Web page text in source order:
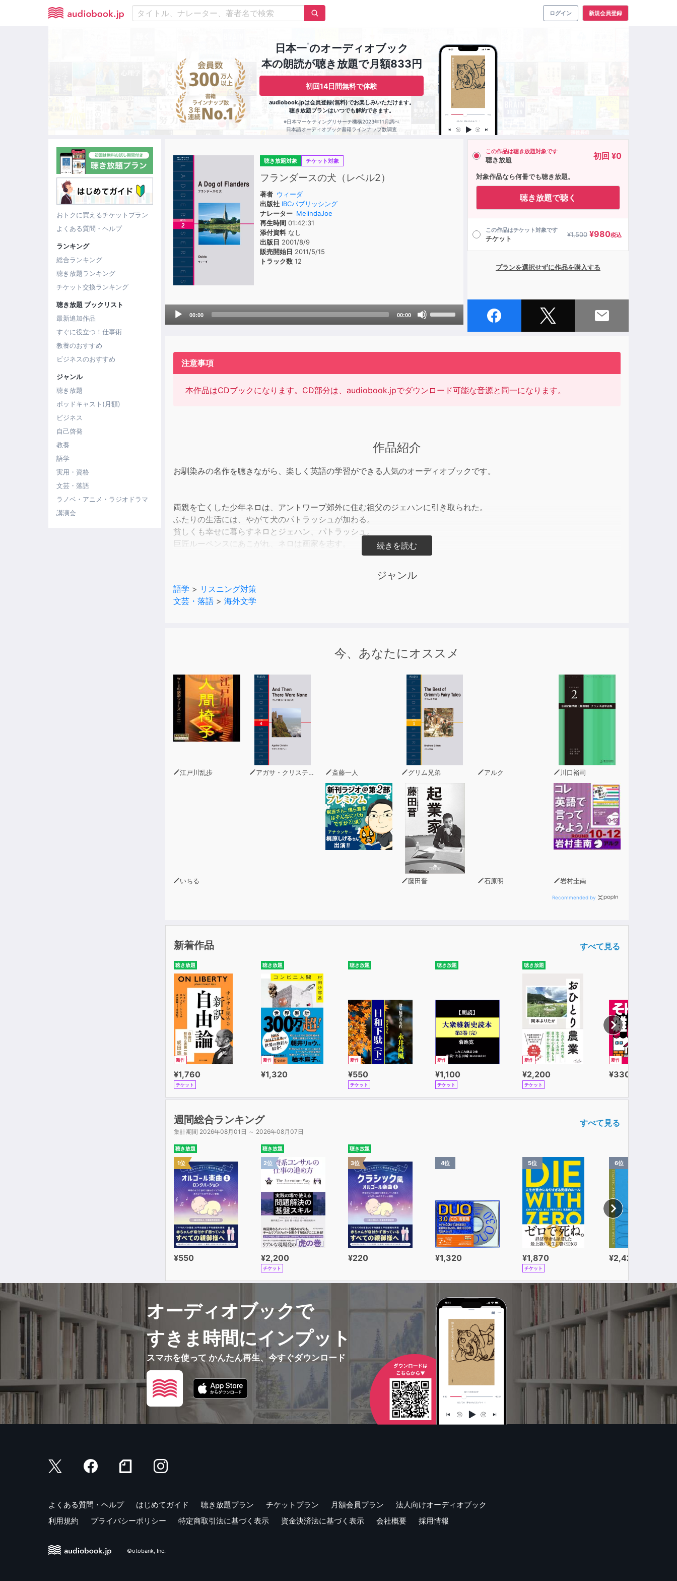
ログイン 新規会員登録
日本一※のオーディオブック
本の朗読が聴き放題で月額833円
初回14日間無料で体験
audiobook.jpは会員登録(無料)でお楽しみいただけます。
聴き放題プランはいつでも解約できます。
※日本マーケティングリサーチ機構2023年11月調べ
日本語オーディオブック書籍ラインナップ数調査
おトクに買えるチケットプラン
よくある質問・ヘルプ
ランキング
総合ランキング
聴き放題ランキング
チケット交換ランキング
聴き放題 ブックリスト
最新追加作品
すぐに役立つ！仕事術
教養のおすすめ
ビジネスのおすすめ
ジャンル
聴き放題
ポッドキャスト(月額)
ビジネス
自己啓発
教養
語学
実用・資格
文芸・落語
ラノベ・アニメ・ラジオドラマ
講演会
聴き放題対象 チケット対象
フランダースの犬（レベル2）
著者 ウィーダ
出版社 IBCパブリッシング
ナレーター MelindaJoe
再生時間 01:42:31
添付資料なし
出版日 2001/8/9
販売開始日 2011/5/15
トラック数 12
Audio
00:00 00:00
decrease
この作品は聴き放題対象です
聴き放題 初回 ¥0
対象作品なら何冊でも聴き放題。
聴き放題で聴く
この作品はチケット対象です
チケット ¥1,500 ¥980税込
プランを選択せずに作品を購入する
注意事項
本作品はCDブックになります。CD部分は、audiobook.jpでダウンロード可能な音源と同一になります。
作品紹介
お馴染みの名作を聴きながら、楽しく英語の学習ができる人気のオーディオブックです。
両親を亡くした少年ネロは、アントワープ郊外に住む祖父のジェハンに引き取られた。
ふたりの生活には、やがて犬のパトラッシュが加わる。
貧しくも幸せに暮らすネロとジェハン、パトラッシュ。
巨匠ルーペンスにあこがれ、ネロは画家を志す。
しかし貧しさゆえに、行く手にはさまざまな困難が待ち受けていた。
使用語彙1300語 / TOEICRテスト350点以上 / 英検３級以上
6. Chapter 2 (4)
7. Chapter 2 (5)
8. Chapter 3 (1)
9. Chapter 3 (2)
10. Chapter 4 (1)
11. Chapter 4 (2)
ジャンル
語学 > リスニング対策
文芸・落語 > 海外文学
今、あなたにオススメ
江戸川乱歩 アガサ・クリスティー 斎藤一人 グリム兄弟 アルク 川口裕司
いちる 藤田晋 石原明 岩村圭南
Recommended by
新着作品 すべて見る
聴き放題
新作
¥1,760
チケット
聴き放題
新作
¥1,320
聴き放題
新作
¥550
チケット
聴き放題
新作
¥1,100
チケット
聴き放題
新作
¥2,200
チケット
新作
¥330
週間総合ランキング
集計期間 2026年08月01日 ～ 2026年08月07日
すべて見る
聴き放題
1位
¥550
聴き放題
2位
¥2,200
チケット
聴き放題
3位
¥220
4位
¥1,320
5位
¥1,870
チケット
6位
¥2,420
オーディオブックで
すきま時間にインプット
スマホを使って かんたん再生、今すぐダウンロード
よくある質問・ヘルプ はじめてガイド 聴き放題プラン チケットプラン 月額会員プラン
法人向けオーディオブック
利用規約
プライバシーポリシー 特定商取引法に基づく表示 資金決済法に基づく表示 会社概要 採用情報
©otobank, Inc.